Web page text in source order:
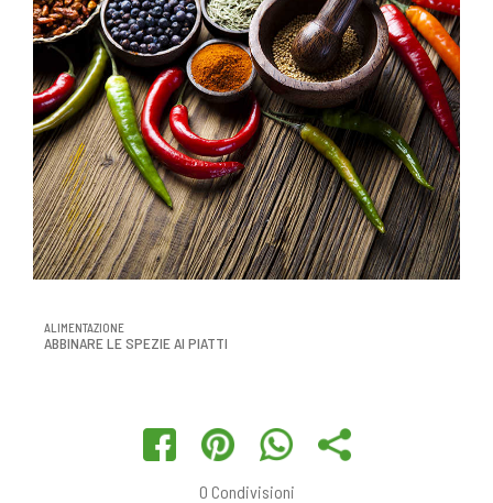
ALIMENTAZIONE
ABBINARE LE SPEZIE AI PIATTI
0 Condivisioni